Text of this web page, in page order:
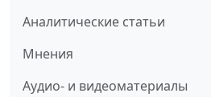
Аналитические статьи
Мнения
Аудио- и видеоматериалы